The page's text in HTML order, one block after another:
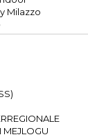
Milazzo
MEJLOGU